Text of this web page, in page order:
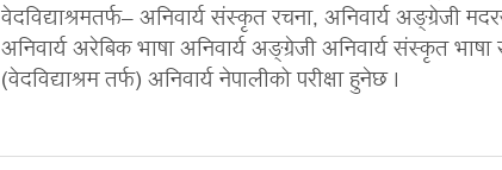
वेदविद्याश्रमतर्फ– अनिवार्य संस्कृत रचना, अनिवार्य अङ्ग्रेजी
अनिवार्य अरेबिक भाषा अनिवार्य अङ्ग्रेजी अनिवार्य संस्कृत भाषा
(वेदविद्याश्रम तर्फ) अनिवार्य नेपालीको परीक्षा हुनेछ ।